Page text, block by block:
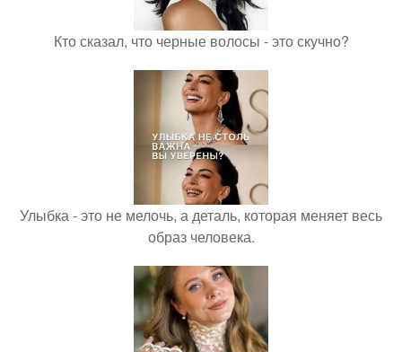
Кто сказал, что черные волосы - это скучно?
Улыбка - это не мелочь, а деталь, которая меняет весь
образ человека.